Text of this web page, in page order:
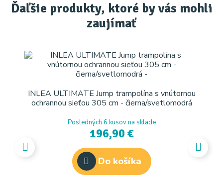
Ďaľšie produkty, ktoré by vás mohli
zaujímať
INLEA ULTIMATE Jump trampolína s vnútornou
ochrannou sieťou 305 cm - čierna/svetlomodrá
Posledných 6 kusov na sklade
196,90 €
Do košíka